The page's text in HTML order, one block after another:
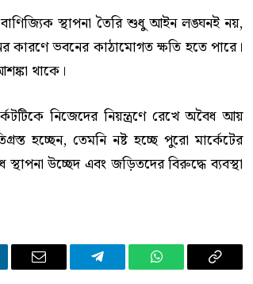
স্থাপনা তৈরি শুধু আইন লঙ্ঘনই নয়,
কারণে ভবনের কাঠামোগত ক্ষতি হতে পারে।
থাকে।
নিজেদের নিয়ন্ত্রণে রেখে অবৈধ আয়
হচ্ছেন, তেমনি নষ্ট হচ্ছে পুরো মার্কেটের
উচ্ছেদ এবং জড়িতদের বিরুদ্ধে ব্যবস্থা
Email Telegram WhatsAppCopy